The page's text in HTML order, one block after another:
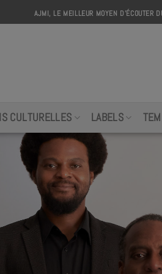
AJMI, LE MEILLEUR MOYEN D'ÉCOUTER
CULTURELLES LABELS